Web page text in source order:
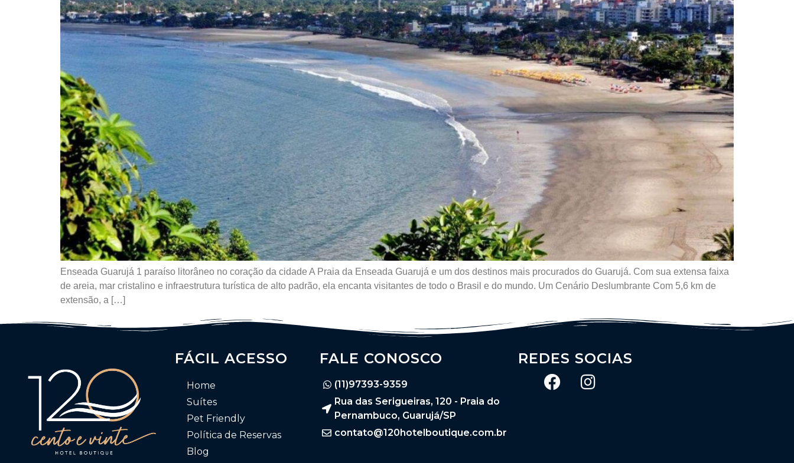
Enseada Guarujá 1 paraíso litorâneo no coração da cidade A Praia da Enseada Guarujá e um dos destinos mais procurados do Guarujá. Com sua extensa faixa
de areia, mar cristalino e infraestrutura turística de alto padrão, ela encanta visitantes de todo o Brasil e do mundo. Um Cenário Deslumbrante Com 5,6 km de
extensão, a […]
FÁCIL ACESSO
Home
Suítes
Pet Friendly
Política de Reservas
Blog
FALE CONOSCO
(11)97393-9359
Rua das Serigueiras, 120 - Praia do
Pernambuco, Guarujá/SP
contato@120hotelboutique.com.br
REDES SOCIAS